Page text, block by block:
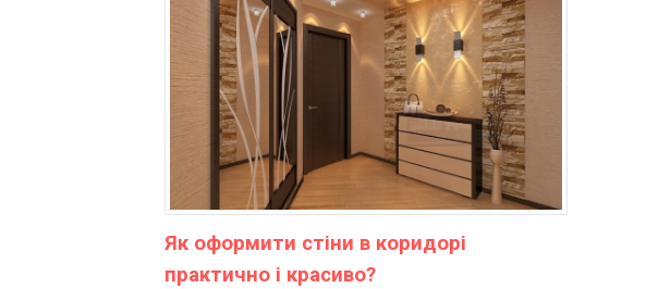
Як оформити стіни в коридорі
практично і красиво?